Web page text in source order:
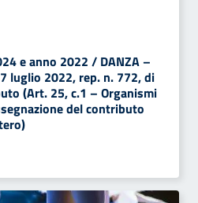
e anno 2022 / DANZA –
luglio 2022, rep. n. 772, di
(Art. 25, c.1 – Organismi
del contributo